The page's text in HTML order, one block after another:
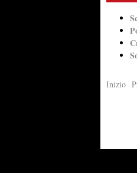
Inizio